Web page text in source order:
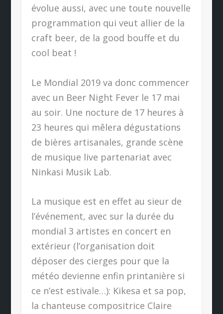
évolue aussi, avec une toute nouvelle
programmation qui veut allier de la
craft beer, de la good bouffe et du
cool beat !
Le Mondial 2019 va donc commencer
avec un Beer Night Fever le 17 mai
au soir. Une nocture de 17 heures à
23 heures qui mêlera dégustations
de bières artisanales, grande scène
de musique live partenariat avec
Ninkasi Musik Lab.
La musique est en effet au sieur de
l’événement, avec sur la durée du
mondial 3 artistes en concert en
extérieur (l’organisation doit
déposer des cierges pour que la
météo devienne enfin printanière si
ce n’est estivale…): Kikesa et sa pop,
la chanteuse compositrice Claire